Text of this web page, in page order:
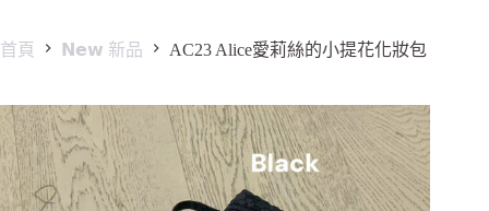
首頁 𝗡𝗲𝘄 新品 AC23 Alice愛莉絲的小提花化妝包